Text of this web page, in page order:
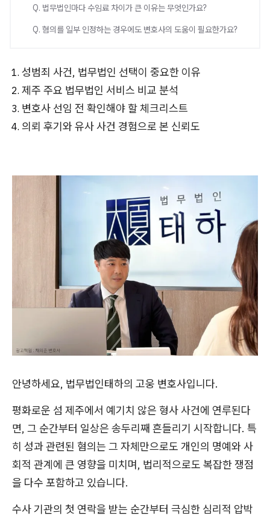
Q. 법무법인마다 수임료 차이가 큰 이유는 무엇인가요?
Q. 혐의를 일부 인정하는 경우에도 변호사의 도움이 필요한가요?
성범죄 사건, 법무법인 선택이 중요한 이유
제주 주요 법무법인 서비스 비교 분석
변호사 선임 전 확인해야 할 체크리스트
의뢰 후기와 유사 사건 경험으로 본 신뢰도
안녕하세요, 법무법인태하의 고웅 변호사입니다.
평화로운 섬 제주에서 예기치 않은 형사 사건에 연루된다
면, 그 순간부터 일상은 송두리째 흔들리기 시작합니다. 특
히 성과 관련된 혐의는 그 자체만으로도 개인의 명예와 사
회적 관계에 큰 영향을 미치며, 법리적으로도 복잡한 쟁점
을 다수 포함하고 있습니다.
수사 기관의 첫 연락을 받는 순간부터 극심한 심리적 압박